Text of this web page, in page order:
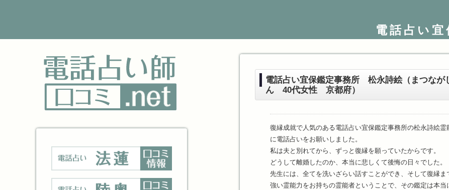
電話占い
電話占い宜保鑑定事務所 松永詩絵（まつなが
ん 40代女性 京都府）
復縁成就で人気のある電話占い宜保鑑定事務所の松永詩絵
に電話占いをお願いしました。
私は夫と別れてから、ずっと復縁を願っていたからです。
どうして離婚したのか、本当に悲しくて後悔の日々でした。
先生には、全てを洗いざらい話すことができ、そして復縁ま
強い霊能力をお持ちの霊能者ということで、その鑑定は本当